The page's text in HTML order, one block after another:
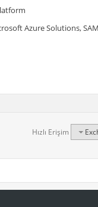
Azure Solutions, SAM
Hızlı Erişim